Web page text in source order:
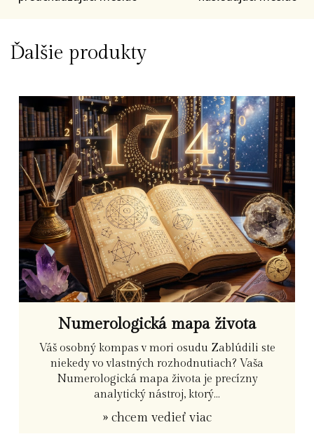
Ďalšie produkty
Numerologická mapa života
Váš osobný kompas v mori osudu Zablúdili ste
niekedy vo vlastných rozhodnutiach? Vaša
Numerologická mapa života je precízny
analytický nástroj, ktorý...
» chcem vedieť viac